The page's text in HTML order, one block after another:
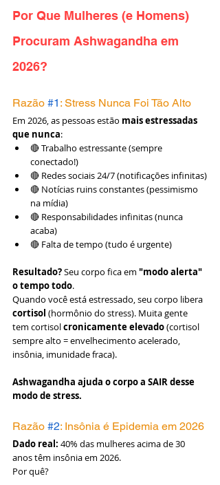
Por Que Mulheres (e Homens)
Procuram Ashwagandha em
2026?
Razão #1 : Stress Nunca Foi Tão Alto
Em 2026, as pessoas estão mais estressadas
que nunca:
🔴 Trabalho estressante (sempre
conectado!)
🔴 Redes sociais 24/7 (notificações infinitas)
🔴 Notícias ruins constantes (pessimismo
na mídia)
🔴 Responsabilidades infinitas (nunca
acaba)
🔴 Falta de tempo (tudo é urgente)
Resultado? Seu corpo fica em "modo alerta"
o tempo todo.
Quando você está estressado, seu corpo libera
cortisol (hormônio do stress). Muita gente
tem cortisol cronicamente elevado (cortisol
sempre alto = envelhecimento acelerado,
insônia, imunidade fraca).
Ashwagandha ajuda o corpo a SAIR desse
modo de stress.
Razão #2: Insônia é Epidemia em 2026
Dado real: 40% das mulheres acima de 30
anos têm insônia em 2026.
Por quê?